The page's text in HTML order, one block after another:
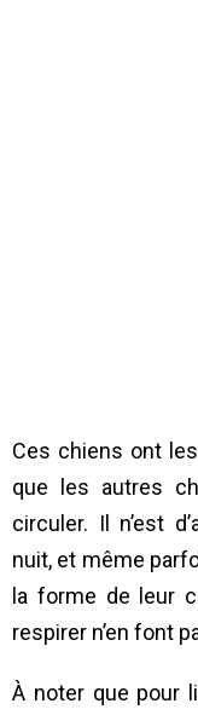
Ces chiens ont
que les autres
circuler. Il n’est
nuit, et même
la forme de leur
respirer n’en font
À noter que pour